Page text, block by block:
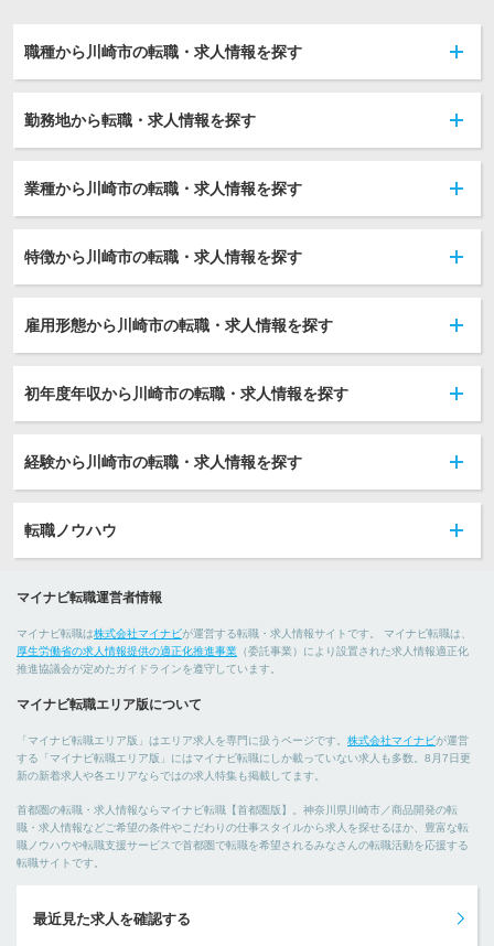
職種から川崎市の転職・求人情報を探す
勤務地から転職・求人情報を探す
業種から川崎市の転職・求人情報を探す
特徴から川崎市の転職・求人情報を探す
雇用形態から川崎市の転職・求人情報を探す
初年度年収から川崎市の転職・求人情報を探す
経験から川崎市の転職・求人情報を探す
転職ノウハウ
マイナビ転職運営者情報
マイナビ転職は株式会社マイナビが運営する転職・求人情報サイトです。 マイナビ転職は、
厚生労働省の求人情報提供の適正化推進事業 （委託事業）により設置された求人情報適正化
推進協議会が定めたガイドラインを遵守しています。
マイナビ転職エリア版について
「マイナビ転職エリア版」はエリア求人を専門に扱うページです。 株式会社マイナビが運営
する「マイナビ転職エリア版」にはマイナビ転職にしか載っていない求人も多数。8月7日更
新の新着求人や各エリアならではの求人特集も掲載してます。
首都圏の転職・求人情報ならマイナビ転職【首都圏版】。神奈川県川崎市／商品開発の転
職・求人情報などご希望の条件やこだわりの仕事スタイルから求人を探せるほか、豊富な転
職ノウハウや転職支援サービスで首都圏で転職を希望されるみなさんの転職活動を応援する
転職サイトです。
最近見た求人を確認する